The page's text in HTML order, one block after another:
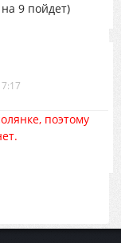
9 пойдет)
поэтому